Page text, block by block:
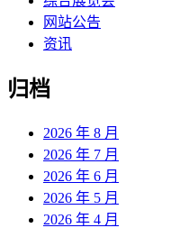
网站公告
资讯
归档
2026 年 8 月
2026 年 7 月
2026 年 6 月
2026 年 5 月
2026 年 4 月